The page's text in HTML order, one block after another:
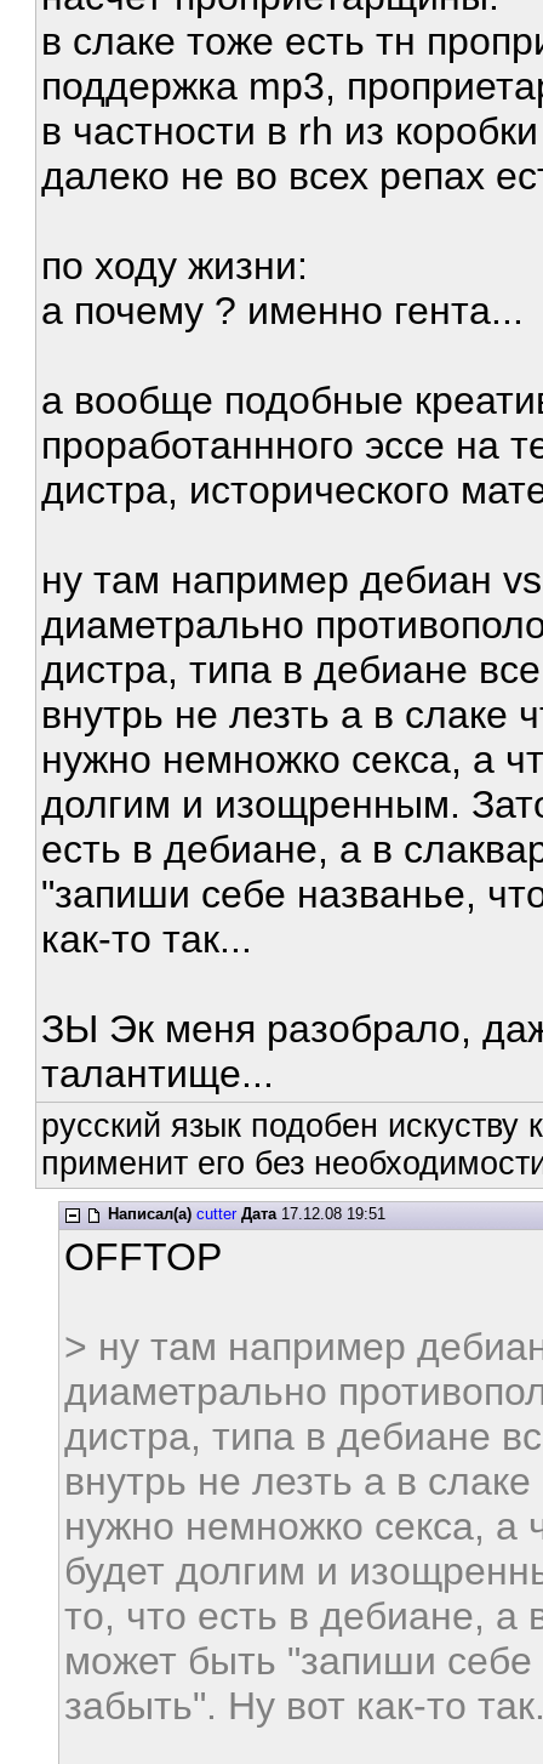
в слаке тоже есть тн
поддержка mp3,
в частности в rh из
далеко не во всех репах
по ходу жизни:
а почему ? именно гента...
а вообще подобные
проработаннного эссе на
дистра, исторического
ну там например дебиан
диаметрально
дистра, типа в дебиане
внутрь не лезть а в слаке
нужно немножко секса, а
долгим и изощренным.
есть в дебиане, а в
"запиши себе названье,
как-то так...
ЗЫ Эк меня разобрало,
талантище...
русский язык подобен
применит его без
Написал(а) cutter Дата17.12.08 19:51
OFFTOP
> ну там например
диаметрально
дистра, типа в дебиане
внутрь не лезть а в
нужно немножко секса, а
будет долгим и
то, что есть в дебиане, а
может быть "запиши
забыть". Ну вот как-то